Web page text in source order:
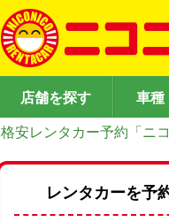
店舗を探す 車種
格安レンタカー予約「ニコ
レンタカーを予